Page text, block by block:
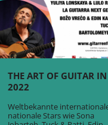
THE ART OF GUITAR IN
2022
Weltbekannte
nationale Stars wie Sona